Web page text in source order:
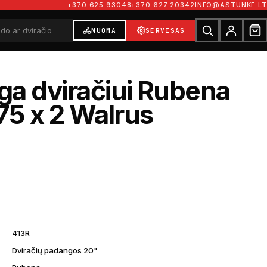
+370 625 93048+370 627 20342INFO@ASTUNKE.LT
NUOMA SERVISAS
dviračiui Rubena
x 2 Walrus
413R
Dviračių padangos 20"